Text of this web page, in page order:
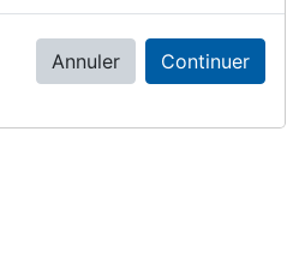
Annuler Continuer